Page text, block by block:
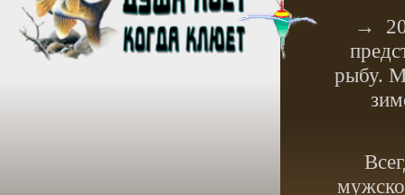
→
рыбу.